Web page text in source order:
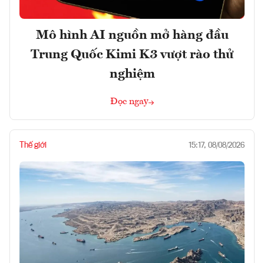
Mô hình AI nguồn mở hàng đầu
Trung Quốc Kimi K3 vượt rào thử
nghiệm
Đọc ngay
Thế giới 15:17, 08/08/2026